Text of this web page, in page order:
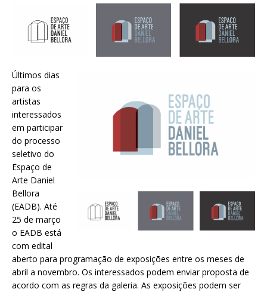
Últimos dias
para os
artistas
interessados
em participar
do processo
seletivo do
Espaço de
Arte Daniel
Bellora
(EADB). Até
25 de março
o EADB está
com edital
aberto para programação de exposições entre os meses de
abril a novembro. Os interessados podem enviar proposta de
acordo com as regras da galeria. As exposições podem ser